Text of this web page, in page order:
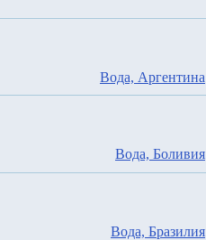
Вода, Аргентина
Вода, Боливия
Вода, Бразилия